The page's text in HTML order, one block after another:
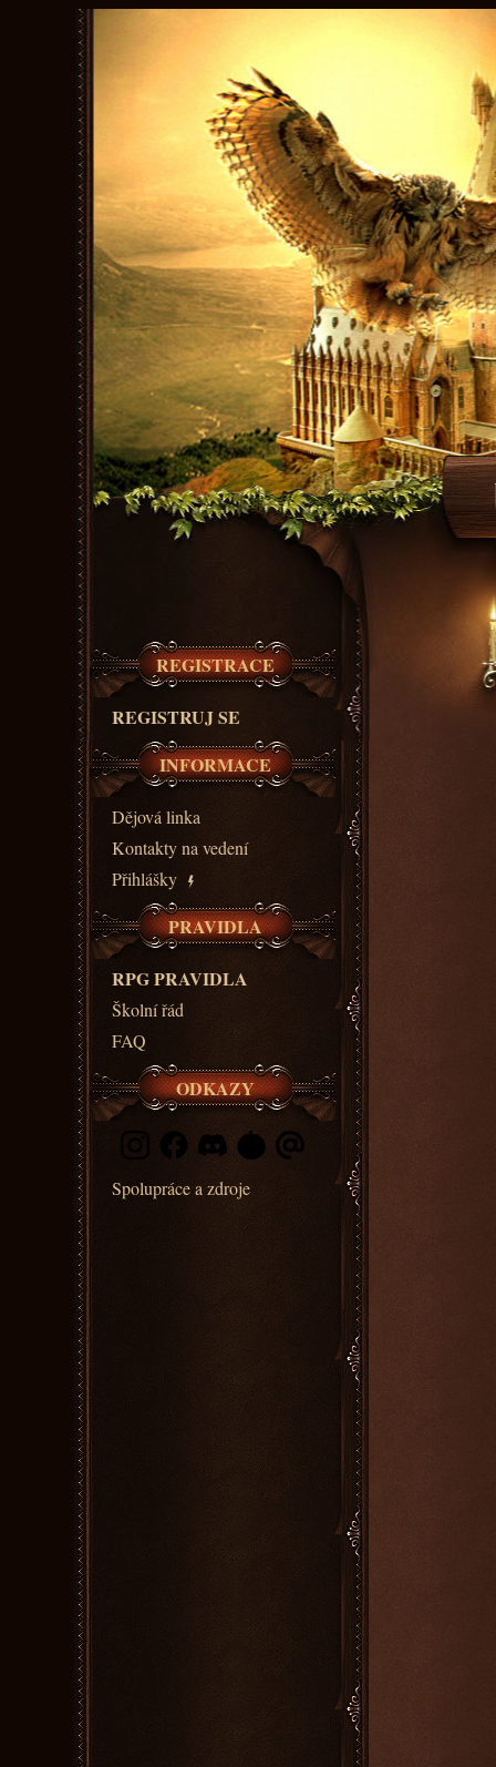
REGISTRACE
REGISTRUJ SE
INFORMACE
Dějová linka
Kontakty na vedení
Přihlášky
PRAVIDLA
RPG PRAVIDLA
Školní řád
FAQ
ODKAZY
Spolupráce a zdroje